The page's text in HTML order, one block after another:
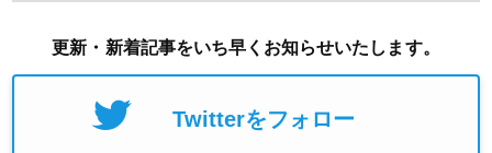
更新・新着記事をいち早くお知らせいたします。
Twitterをフォロー